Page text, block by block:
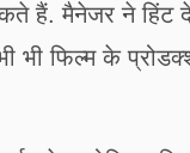
हैं. मैनेजर ने हिंट दे
भी फिल्म के